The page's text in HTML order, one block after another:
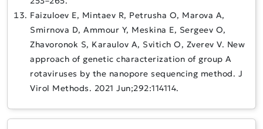
Faizuloev E, Mintaev R, Petrusha O, Marova A,
Smirnova D, Ammour Y, Meskina E, Sergeev O,
Zhavoronok S, Karaulov A, Svitich O, Zverev V. New
approach of genetic characterization of group A
rotaviruses by the nanopore sequencing method. J
Virol Methods. 2021 Jun;292:114114.